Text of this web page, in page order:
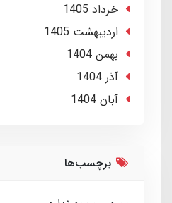
خرداد 1405
ارديبهشت 1405
بهمن 1404
آذر 1404
آبان 1404
برچسب‌ها